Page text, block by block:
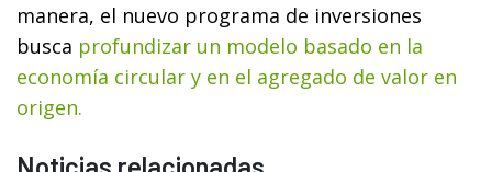
manera, el nuevo programa de inversiones
busca profundizar un modelo basado en la
economía circular y en el agregado de valor en
origen.